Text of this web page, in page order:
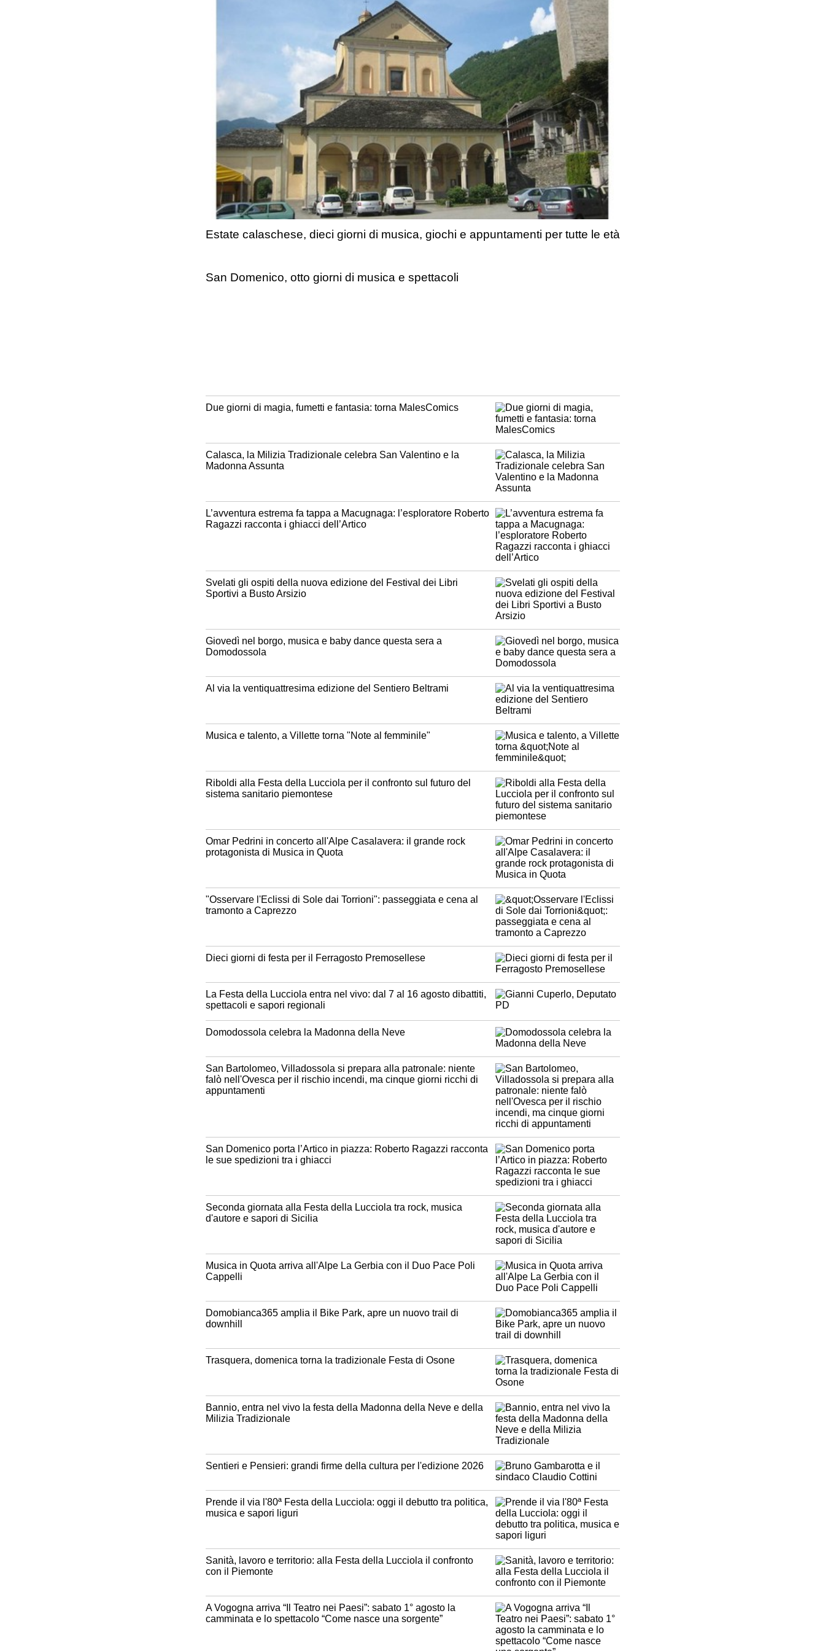
Estate calaschese, dieci giorni di musica, giochi e appuntamenti per tutte le età
San Domenico, otto giorni di musica e spettacoli
Due giorni di magia, fumetti e fantasia: torna MalesComics
Calasca, la Milizia Tradizionale celebra San Valentino e la
Madonna Assunta
L’avventura estrema fa tappa a Macugnaga: l’esploratore Roberto
Ragazzi racconta i ghiacci dell’Artico
Svelati gli ospiti della nuova edizione del Festival dei Libri
Sportivi a Busto Arsizio
Giovedì nel borgo, musica e baby dance questa sera a
Domodossola
Al via la ventiquattresima edizione del Sentiero Beltrami
Musica e talento, a Villette torna "Note al femminile"
Riboldi alla Festa della Lucciola per il confronto sul futuro del
sistema sanitario piemontese
Omar Pedrini in concerto all'Alpe Casalavera: il grande rock
protagonista di Musica in Quota
"Osservare l'Eclissi di Sole dai Torrioni": passeggiata e cena al
tramonto a Caprezzo
Dieci giorni di festa per il Ferragosto Premosellese
La Festa della Lucciola entra nel vivo: dal 7 al 16 agosto dibattiti,
spettacoli e sapori regionali
Domodossola celebra la Madonna della Neve
San Bartolomeo, Villadossola si prepara alla patronale: niente
falò nell'Ovesca per il rischio incendi, ma cinque giorni ricchi di
appuntamenti
San Domenico porta l’Artico in piazza: Roberto Ragazzi racconta
le sue spedizioni tra i ghiacci
Seconda giornata alla Festa della Lucciola tra rock, musica
d'autore e sapori di Sicilia
Musica in Quota arriva all'Alpe La Gerbia con il Duo Pace Poli
Cappelli
Domobianca365 amplia il Bike Park, apre un nuovo trail di
downhill
Trasquera, domenica torna la tradizionale Festa di Osone
Bannio, entra nel vivo la festa della Madonna della Neve e della
Milizia Tradizionale
Sentieri e Pensieri: grandi firme della cultura per l'edizione 2026
Prende il via l'80ª Festa della Lucciola: oggi il debutto tra politica,
musica e sapori liguri
Sanità, lavoro e territorio: alla Festa della Lucciola il confronto
con il Piemonte
A Vogogna arriva “Il Teatro nei Paesi”: sabato 1° agosto la
camminata e lo spettacolo “Come nasce una sorgente”